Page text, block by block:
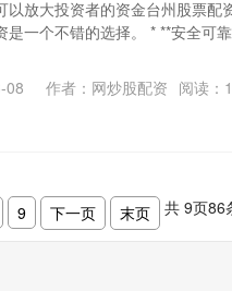
放大投资者的资金台州股票配
一个不错的选择。 * **安全可
08 作者：网炒股配资 阅读：
9 下一页 末页 共 9页86